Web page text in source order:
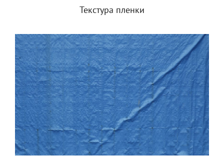
Текстура пленки